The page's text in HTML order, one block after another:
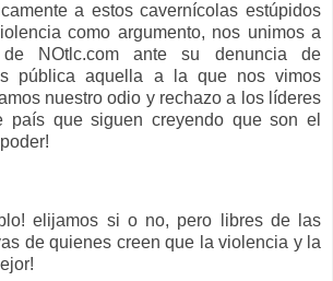
a estos cavernícolas estúpidos
como argumento, nos unimos a
de NOtlc.com ante su denuncia de
pública aquella a la que nos vimos
nuestro odio y rechazo a los líderes
país que siguen creyendo que son el
elijamos si o no, pero libres de las
de quienes creen que la violencia y la